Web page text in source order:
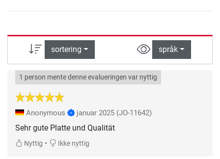
sortering språk
1 person mente denne evalueringen var nyttig
Anonymous januar 2025 (JO-11642)
Sehr gute Platte und Qualität
Nyttig • Ikke nyttig